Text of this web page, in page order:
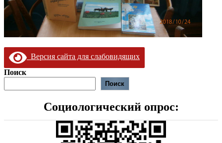
Версия сайта для слабовидящих
Поиск
Поиск
Социологический опрос: